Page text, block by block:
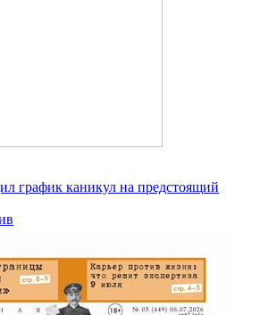
график каникул на предстоящий